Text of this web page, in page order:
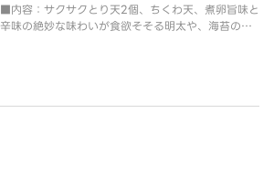
■内容：サクサクとり天2個、ちくわ天、煮卵旨味と
辛味の絶妙な味わいが食欲そそる明太や、海苔の風